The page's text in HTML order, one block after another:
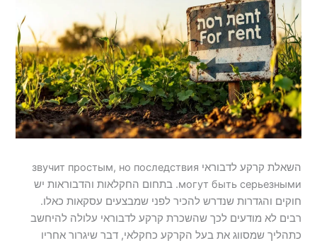
השאלת קרקע לדבוראי звучит простым, но последствия
могут быть серьезными. בתחום החקלאות והדבוראות יש
חוקים והגדרות שנדרש להכיר לפני שמבצעים עסקאות כאלו.
רבים לא מודעים לכך שהשכרת קרקע לדבוראי עלולה להיחשב
כתהליך שמסווג את בעל הקרקע כחקלאי, דבר שיגרור אחריו